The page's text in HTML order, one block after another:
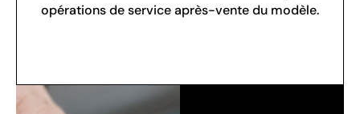
opérations de service après-vente du modèle.